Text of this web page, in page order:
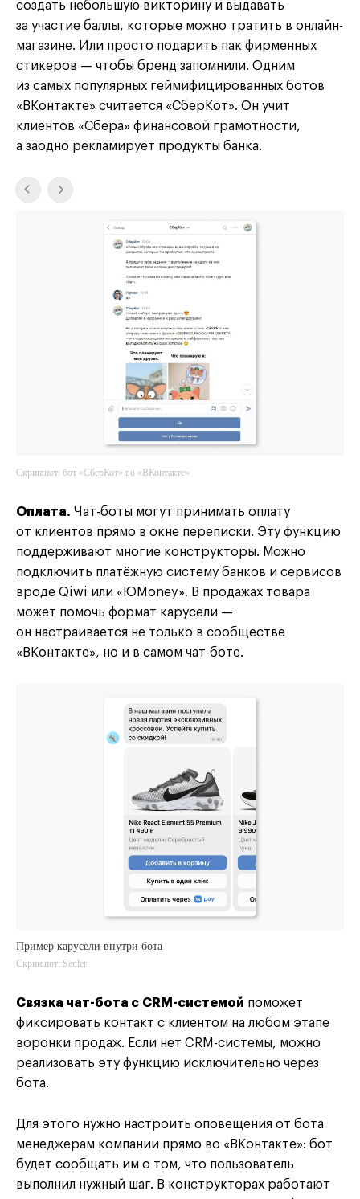
создать небольшую викторину и выдавать
за участие баллы, которые можно тратить в онлайн-
магазине. Или просто подарить пак фирменных
стикеров — чтобы бренд запомнили. Одним
из самых популярных геймифицированных ботов
«ВКонтакте» считается «СберКот». Он учит
клиентов «Сбера» финансовой грамотности,
а заодно рекламирует продукты банка.
Скриншот: бот «СберКот» во «ВКонтакте»
Оплата. Чат-боты могут принимать оплату
от клиентов прямо в окне переписки. Эту функцию
поддерживают многие конструкторы. Можно
подключить платёжную систему банков и сервисов
вроде Qiwi или «ЮMoney». В продажах товара
может помочь формат карусели —
он настраивается не только в сообществе
«ВКонтакте», но и в самом чат-боте.
Пример карусели внутри бота
Скриншот: Senler
Связка чат-бота с CRM-системой поможет
фиксировать контакт с клиентом на любом этапе
воронки продаж. Если нет CRM-системы, можно
реализовать эту функцию исключительно через
бота.
Для этого нужно настроить оповещения от бота
менеджерам компании прямо во «ВКонтакте»: бот
будет сообщать им о том, что пользователь
выполнил нужный шаг. В конструкторах работают